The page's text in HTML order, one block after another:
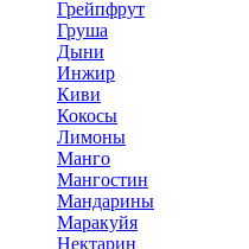
Грейпфрут
Груша
Дыни
Инжир
Киви
Кокосы
Лимоны
Манго
Мангостин
Мандарины
Маракуйя
Нектарин